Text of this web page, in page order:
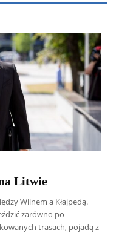
Litwie
Wilnem a Kłajpedą.
zarówno po
trasach, pojadą z